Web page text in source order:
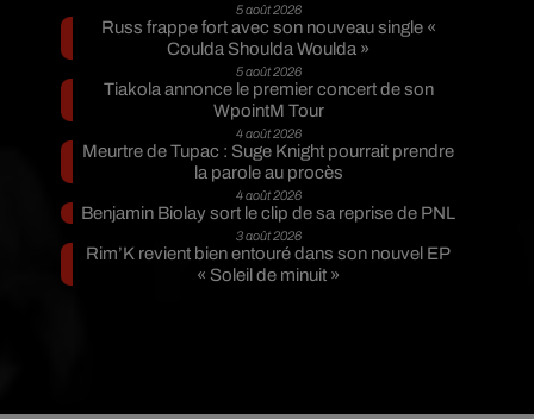
5 août 2026
Russ frappe fort avec son nouveau single «
Coulda Shoulda Woulda »
5 août 2026
Tiakola annonce le premier concert de son
WpointM Tour
4 août 2026
Meurtre de Tupac : Suge Knight pourrait prendre
la parole au procès
4 août 2026
Benjamin Biolay sort le clip de sa reprise de PNL
3 août 2026
Rim’K revient bien entouré dans son nouvel EP
« Soleil de minuit »